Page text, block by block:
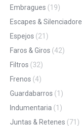
Embragues (19)
Escapes &
Espejos (21)
Faros & Giros (42)
Filtros (32)
Frenos (4)
Guardabarros (1)
Indumentaria (1)
Juntas & Retenes (71)